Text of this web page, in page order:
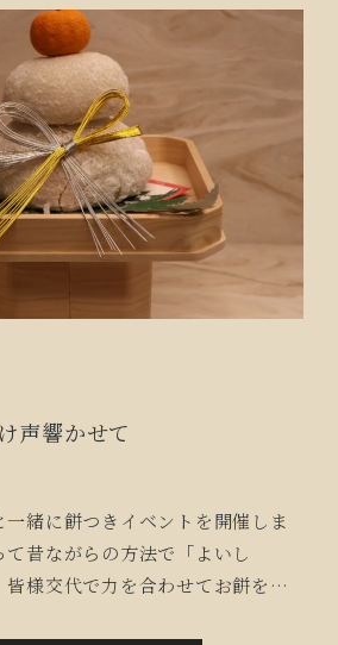
声響かせて
一緒に餅つきイベントを開催しま
て昔ながらの方法で「よいし
皆様交代で力を合わせてお餅をつ